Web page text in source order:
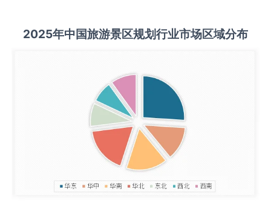
2025年中国旅游景区规划行业市场区域分布